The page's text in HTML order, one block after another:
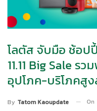
โลตัส จับมือ ช้อป
11.11 Big Sale ร
อุปโภค-บริโภคสู
By Tatom Kaoupdate On